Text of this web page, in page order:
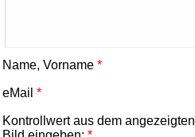
Name, Vorname *
eMail *
Kontrollwert aus dem angezeigten